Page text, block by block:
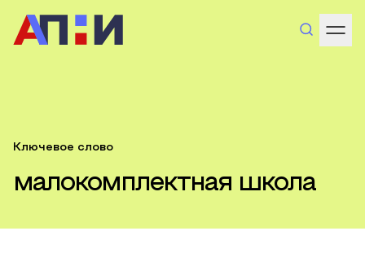
Ключевое слово
малокомплектная школа